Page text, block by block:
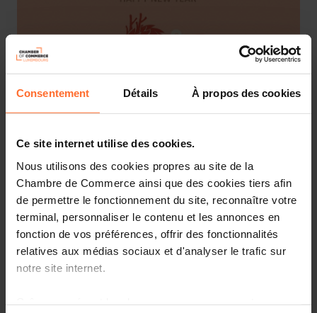
Consentement Détails À propos des cookies
Ce site internet utilise des cookies.
Nous utilisons des cookies propres au site de la
Chambre de Commerce ainsi que des cookies tiers afin
de permettre le fonctionnement du site, reconnaître votre
terminal, personnaliser le contenu et les annonces en
fonction de vos préférences, offrir des fonctionnalités
relatives aux médias sociaux et d'analyser le trafic sur
notre site internet.
The Luxembourg Chamber of Commerce is pleased to
Thursday, 8 February 2024 - 6 to 8.30 pm CET
Luxembourg Chamber of Commerce
first served basis.